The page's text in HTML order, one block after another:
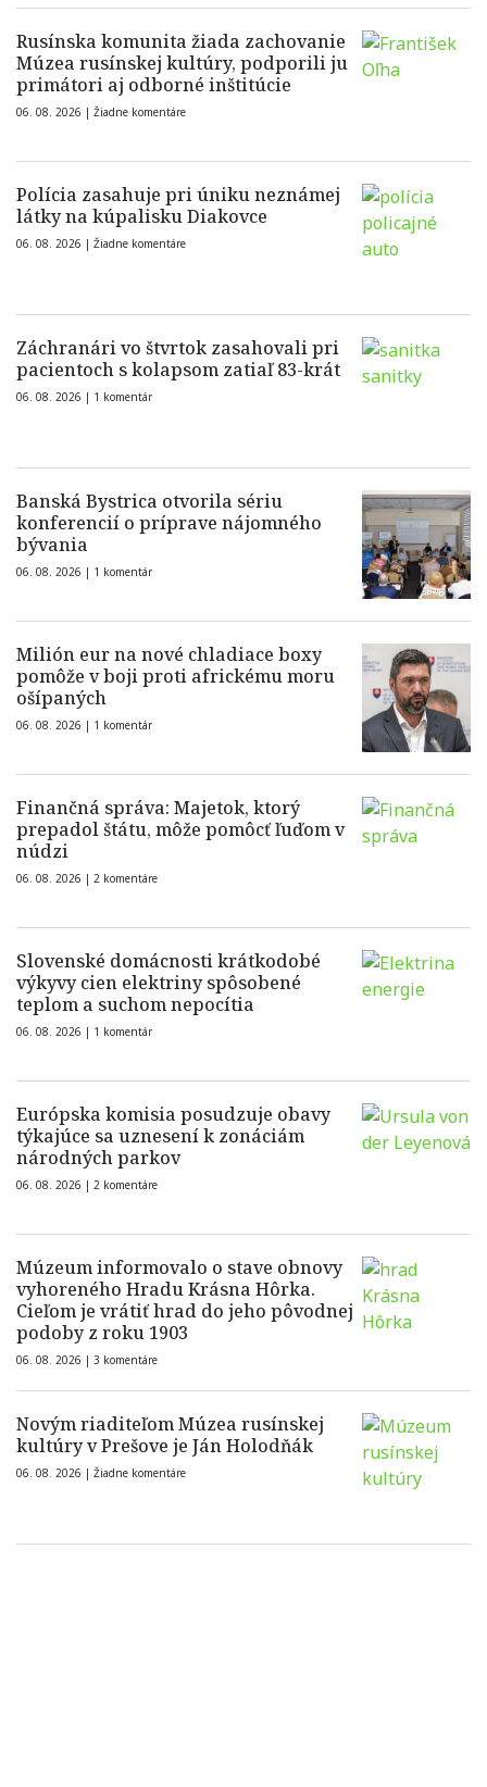
Rusínska komunita žiada zachovanie
Múzea rusínskej kultúry, podporili ju
primátori aj odborné inštitúcie
06. 08. 2026 | Žiadne komentáre
Polícia zasahuje pri úniku neznámej
látky na kúpalisku Diakovce
06. 08. 2026 | Žiadne komentáre
Záchranári vo štvrtok zasahovali pri
pacientoch s kolapsom zatiaľ 83-krát
06. 08. 2026 | 1 komentár
Banská Bystrica otvorila sériu
konferencií o príprave nájomného
bývania
06. 08. 2026 | 1 komentár
Milión eur na nové chladiace boxy
pomôže v boji proti africkému moru
ošípaných
06. 08. 2026 | 1 komentár
Finančná správa: Majetok, ktorý
prepadol štátu, môže pomôcť ľuďom v
núdzi
06. 08. 2026 | 2 komentáre
Slovenské domácnosti krátkodobé
výkyvy cien elektriny spôsobené
teplom a suchom nepocítia
06. 08. 2026 | 1 komentár
Európska komisia posudzuje obavy
týkajúce sa uznesení k zonáciám
národných parkov
06. 08. 2026 | 2 komentáre
Múzeum informovalo o stave obnovy
vyhoreného Hradu Krásna Hôrka.
Cieľom je vrátiť hrad do jeho pôvodnej
podoby z roku 1903
06. 08. 2026 | 3 komentáre
Novým riaditeľom Múzea rusínskej
kultúry v Prešove je Ján Holodňák
06. 08. 2026 | Žiadne komentáre